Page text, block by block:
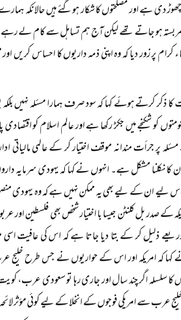
دی ہے اور مصلحتوں کا شکار ہوگئے ہیں حالانکہ ہمارے
ہو جاتے تھے لیکن آج ہم تساہل سے کام لے
پر زور دیا کہ وہ اپنی ذمہ داریوں کا احساس
کرتے ہوئے کہا کہ سود صرف ہمارا مسئلہ نہیں بلکہ
کو شکنجے میں جکڑ رکھا ہے اور عالم اسلام کو
پر جرأت مندانہ موقف اختیار کر کے عالمی
نکلنا مشکل ہے۔ انہوں نے کہا کہ یہودی سرمایہ
لیے ان کے لیے بھی یہ ممکن نہیں ہے کہ وہ یہودی
کے صدر بل کلنٹن جیسا با اختیار شخص بھی فلسطین
ذلیل کر کے بتا دیا جاتا ہے کہ اس کی عافیت
کہ امریکہ اور اس کے حواریوں نے جس طرح خلیج
کا سلسلہ اگر چند سال اور جاری رہا تو سعودی عرب،
سے امریکی فوجوں کے انخلا کے لیے کوئی مؤثر